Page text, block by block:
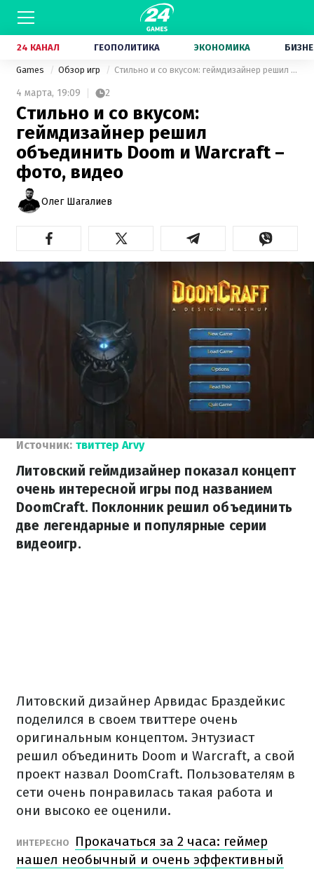
24 КАНАЛ ГЕОПОЛИТИКА ЭКОНОМИКА
Games Обзор игр Стильно и со вкусом: геймдизайнер решил объединить Doom и Warcraft – фото, видео
4 марта, 19:09 2
Стильно и со вкусом:
геймдизайнер решил
объединить Doom и Warcraft –
фото, видео
Олег Шагалиев
Источник: твиттер Arvy
Литовский геймдизайнер показал концепт
очень интересной игры под названием
DoomCraft. Поклонник решил объединить
две легендарные и популярные серии
видеоигр.
Литовский дизайнер Арвидас Браздейкис
поделился в своем твиттере очень
оригинальным концептом. Энтузиаст
решил объединить Doom и Warcraft, а свой
проект назвал DoomCraft. Пользователям в
сети очень понравилась такая работа и
они высоко ее оценили.
ИНТЕРЕСНО
Прокачаться за 2 часа: геймер
нашел необычный и очень эффективный